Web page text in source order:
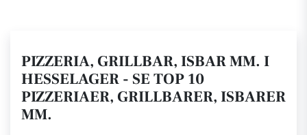
PIZZERIA, GRILLBAR, ISBAR MM. I
HESSELAGER - SE TOP 10
PIZZERIAER, GRILLBARER, ISBARER
MM.